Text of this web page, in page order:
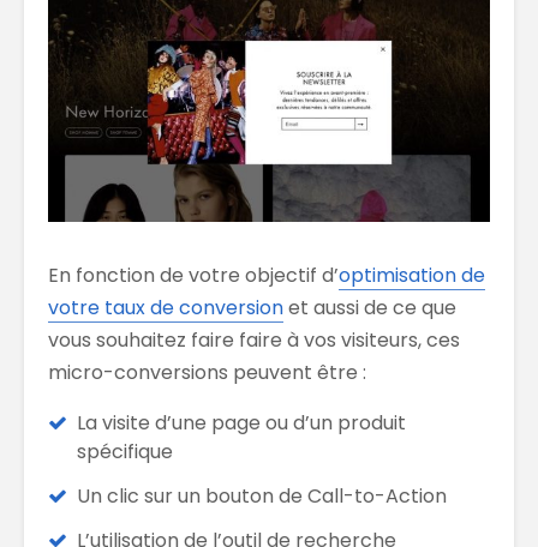
En fonction de votre objectif d’optimisation de
votre taux de conversionet aussi de ce que
vous souhaitez faire faire à vos visiteurs, ces
micro-conversions peuvent être :
La visite d’une page ou d’un produit
spécifique
Un clic sur un bouton de Call-to-Action
L’utilisation de l’outil de recherche